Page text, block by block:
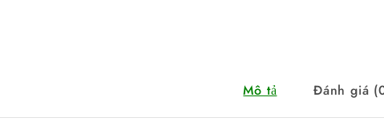
Mô tả Đánh giá